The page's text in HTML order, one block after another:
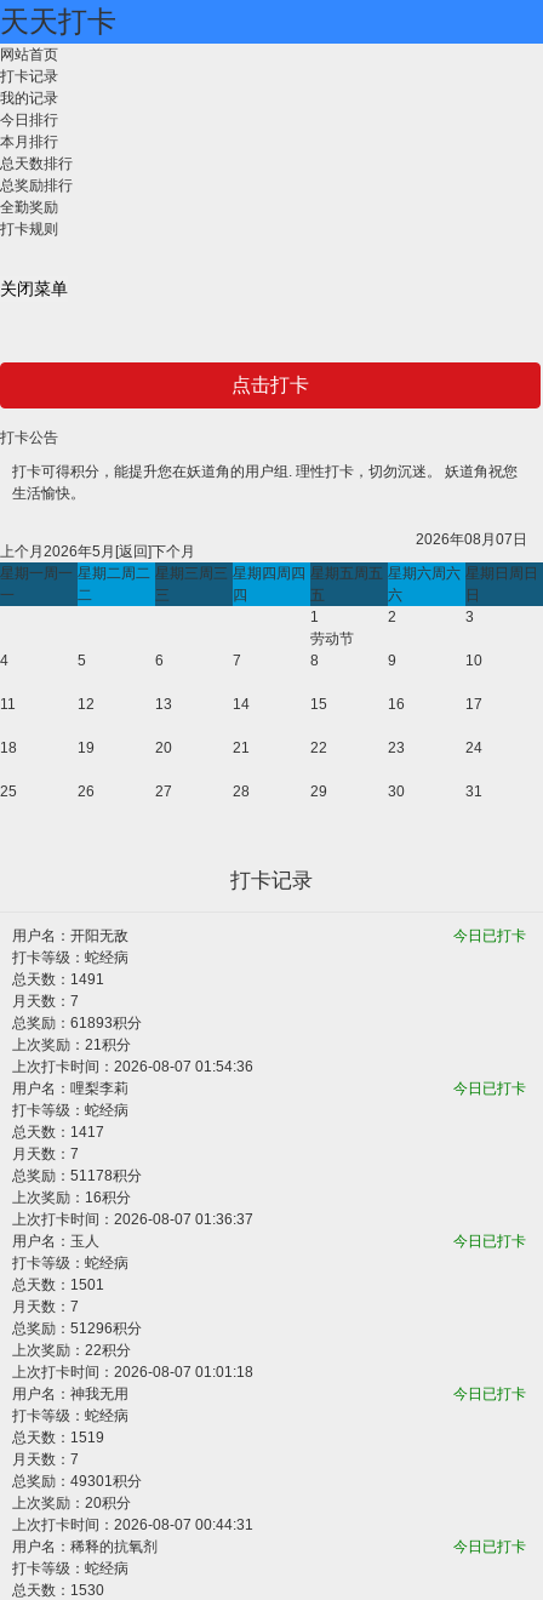
天天打卡
网站首页
打卡记录
我的记录
今日排行
本月排行
总天数排行
总奖励排行
全勤奖励
打卡规则
关闭菜单
点击打卡
打卡公告
打卡可得积分，能提升您在妖道角的用户组. 理性打卡，切勿沉迷。 妖道角祝您
生活愉快。
2026年08月07日
上个月 2026年5月[返回]下个月
星期一周一
一
星期二周二
二
星期三周三
三
星期四 周四
四
星期五周五
五
星期六周六
六
星期日 周日
日
1
劳动节
2 3
4 5 6 7 8 9 10
11 12 13 14 15 16 17
18 19 20 21 22 23 24
25 26 27 28 29 30 31
打卡记录
用户名： 开阳无敌
今日已打卡
打卡等级：蛇经病
总天数：1491
月天数：7
总奖励：61893积分
上次奖励：21积分
上次打卡时间：2026-08-07 01:54:36
用户名： 哩梨李莉
今日已打卡
打卡等级：蛇经病
总天数：1417
月天数：7
总奖励：51178积分
上次奖励：16积分
上次打卡时间：2026-08-07 01:36:37
用户名： 玉人
今日已打卡
打卡等级：蛇经病
总天数：1501
月天数：7
总奖励：51296积分
上次奖励：22积分
上次打卡时间：2026-08-07 01:01:18
用户名： 神我无用
今日已打卡
打卡等级：蛇经病
总天数：1519
月天数：7
总奖励：49301积分
上次奖励：20积分
上次打卡时间：2026-08-07 00:44:31
用户名： 稀释的抗氧剂
今日已打卡
打卡等级：蛇经病
总天数：1530